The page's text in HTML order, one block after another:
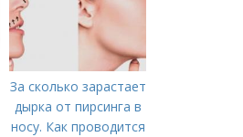
За сколько зарастает
дырка от пирсинга в
носу. Как проводится